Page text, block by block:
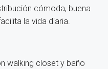
cómoda, buena
la vida diaria.
walking closet y baño